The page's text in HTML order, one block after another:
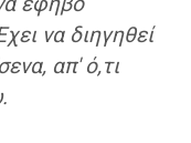
να διηγηθεί
απ' ό,τι